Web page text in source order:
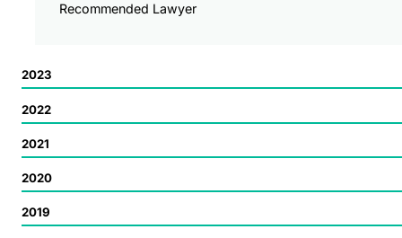
Recommended Lawyer
2023
2022
2021
2020
2019